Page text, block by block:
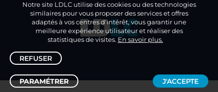
Notre site LDLC utilise des cookies ou des technologies
similaires pour vous proposer des services et offres
adaptés à vos centres d’intérêt, vous garantir une
meilleure expérience utilisateur et réaliser des
statistiques de visites. En savoir plus.
REFUSER
PARAMÉTRER J'ACCEPTE